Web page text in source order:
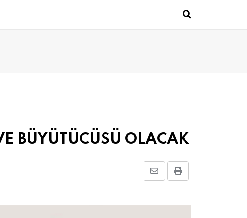
BÜYÜTÜCÜSÜ OLACAK
Print
Share
Email